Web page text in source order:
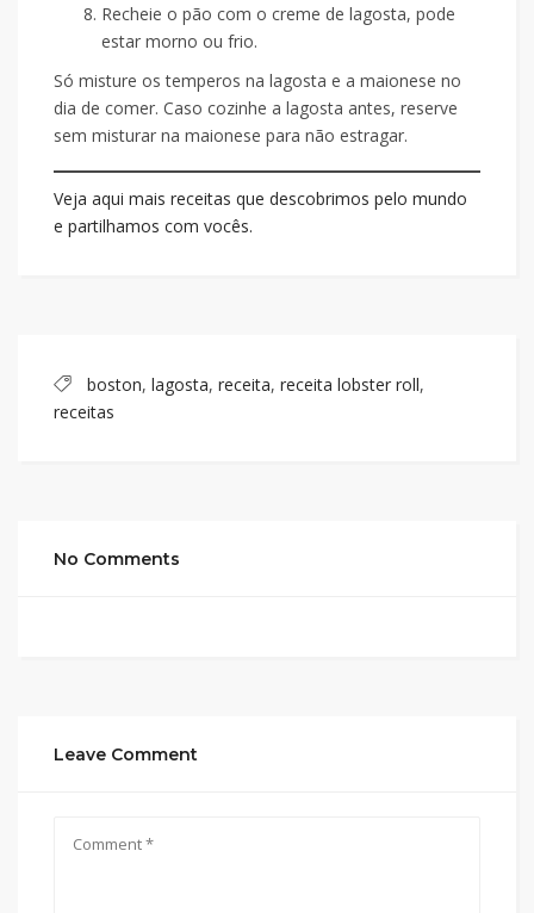
Recheie o pão com o creme de lagosta, pode
estar morno ou frio.
Só misture os temperos na lagosta e a maionese no
dia de comer. Caso cozinhe a lagosta antes, reserve
sem misturar na maionese para não estragar.
Veja aqui mais receitas que descobrimos pelo mundo
e partilhamos com vocês.
boston, lagosta, receita, receita lobster roll,
receitas
No Comments
Leave Comment